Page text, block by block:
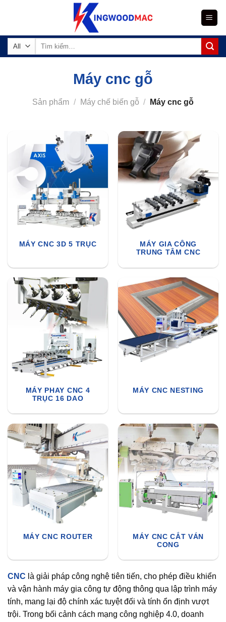
Tìm
Máy cnc gỗ
Sản phẩm / Máy chế biến gỗ / Máy cnc gỗ
MÁY CNC 3D 5 TRỤC
MÁY GIA CÔNG
TRUNG TÂM CNC
MÁY PHAY CNC 4
TRỤC 16 DAO
MÁY CNC NESTING
MÁY CNC ROUTER
MÁY CNC CẮT VÁN
CONG
CNC là giải pháp công nghệ tiên tiến, cho phép điều khiển
và vận hành máy gia công tự động thông qua lập trình máy
tính, mang lại độ chính xác tuyệt đối và tính ổn định vượt
trội. Trong bối cảnh cách mạng công nghiệp 4.0, doanh